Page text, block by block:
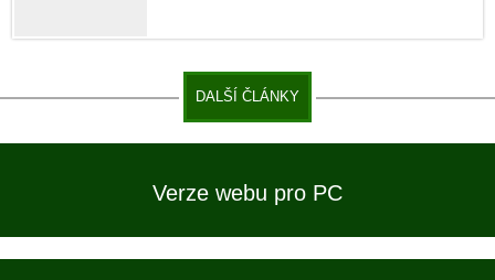
DALŠÍ ČLÁNKY
Verze webu pro PC